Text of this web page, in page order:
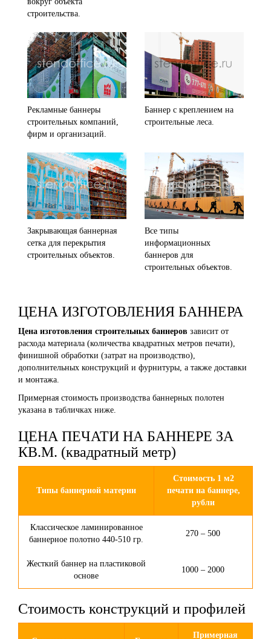
строительства.
Рекламные баннеры
строительных компаний,
фирм и организаций.
Баннер с креплением на
строительные леса.
Закрывающая баннерная
сетка для перекрытия
строительных объектов.
Все типы
информационных
баннеров для
строительных объектов.
ЦЕНА ИЗГОТОВЛЕНИЯ БАННЕРА
Цена изготовления строительных баннеров зависит от
расхода материала (количества квадратных метров печати),
финишной обработки (затрат на производство),
дополнительных конструкций и фурнитуры, а также доставки
и монтажа.
Примерная стоимость производства баннерных полотен
указана в табличках ниже.
ЦЕНА ПЕЧАТИ НА БАННЕРЕ ЗА
КВ.М. (квадратный метр)
Типы баннерной материи
Стоимость 1 м2
печати на баннере,
рубли
Классическое ламинированное
баннерное полотно 440-510 гр.
270 – 500
Жесткий баннер на пластиковой
основе
1000 – 2000
Стоимость конструкций и профилей
Примерная